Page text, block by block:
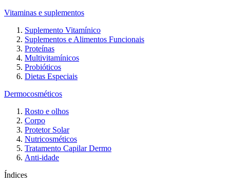
Vitaminas e suplementos
Suplemento Vitamínico
Suplementos e Alimentos Funcionais
Proteínas
Multivitamínicos
Probióticos
Dietas Especiais
Dermocosméticos
Rosto e olhos
Corpo
Protetor Solar
Nutricosméticos
Tratamento Capilar Dermo
Anti-idade
Índices